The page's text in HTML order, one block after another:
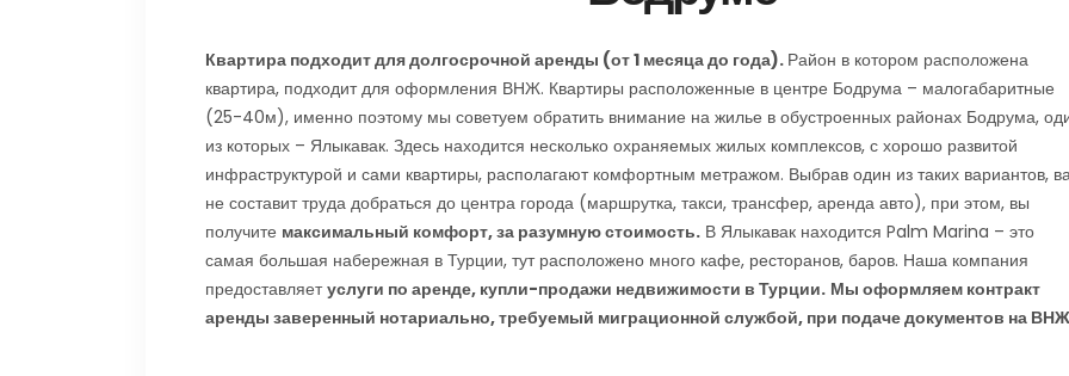
Квартира подходит для долгосрочной аренды (от 1 месяца до года). Район в котором расположена
квартира, подходит для оформления ВНЖ. Квартиры расположенные в центре Бодрума – малогабаритные
(25-40м), именно поэтому мы советуем обратить внимание на жилье в обустроенных районах Бодрума,
из которых – Ялыкавак. Здесь находится несколько охраняемых жилых комплексов, с хорошо развитой
инфраструктурой и сами квартиры, располагают комфортным метражом. Выбрав один из таких вариантов,
не составит труда добраться до центра города (маршрутка, такси, трансфер, аренда авто), при этом, вы
получите максимальный комфорт, за разумную стоимость. В Ялыкавак находится Palm Marina – это
самая большая набережная в Турции, тут расположено много кафе, ресторанов, баров. Наша компания
предоставляетуслуги по аренде, купли-продажи недвижимости в Турции. Мы оформляем контракт
аренды заверенный нотариально, требуемый миграционной службой, при подаче документов на